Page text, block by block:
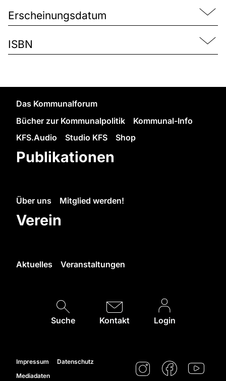
Erscheinungsdatum
ISBN
Das Kommunalforum
Bücher zur Kommunalpolitik
Kommunal-Info
KFS.Audio
Studio KFS Shop
Publikationen
Über uns Mitglied werden!
Verein
Aktuelles Veranstaltungen
Suche Kontakt Login
Impressum
Datenschutz
Mediadaten